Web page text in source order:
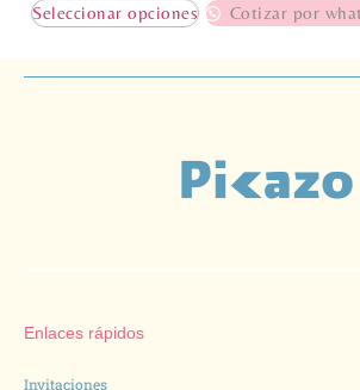
Seleccionar opciones Cotizar por
Enlaces rápidos
Invitaciones